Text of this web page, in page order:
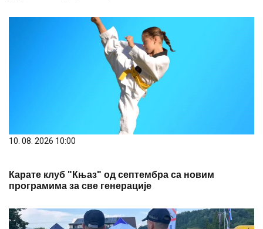
10. 08. 2026 10:00
Карате клуб "Књаз" од септембра са новим
програмима за све генерације